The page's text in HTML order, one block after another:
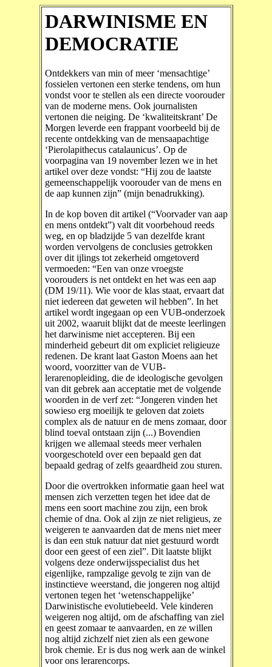
DARWINISME EN
DEMOCRATIE
Ontdekkers van min of meer ‘mensachtige’
fossielen vertonen een sterke tendens, om hun
vondst voor te stellen als een directe voorouder
van de moderne mens. Ook journalisten
vertonen die neiging. De ‘kwaliteitskrant’ De
Morgen leverde een frappant voorbeeld bij de
recente ontdekking van de mensaapachtige
‘Pierolapithecus catalaunicus’. Op de
voorpagina van 19 november lezen we in het
artikel over deze vondst: “Hij zou de laatste
gemeenschappelijk voorouder van de mens en
de aap kunnen zijn” (mijn benadrukking).
In de kop boven dit artikel (“Voorvader van aap
en mens ontdekt”) valt dit voorbehoud reeds
weg, en op bladzijde 5 van dezelfde krant
worden vervolgens de conclusies getrokken
over dit ijlings tot zekerheid omgetoverd
vermoeden: “Een van onze vroegste
voorouders is net ontdekt en het was een aap
(DM 19/11). Wie voor de klas staat, ervaart dat
niet iedereen dat geweten wil hebben”. In het
artikel wordt ingegaan op een VUB-onderzoek
uit 2002, waaruit blijkt dat de meeste leerlingen
het darwinisme niet accepteren. Bij een
minderheid gebeurt dit om expliciet religieuze
redenen. De krant laat Gaston Moens aan het
woord, voorzitter van de VUB-
lerarenopleiding, die de ideologische gevolgen
van dit gebrek aan acceptatie met de volgende
woorden in de verf zet: “Jongeren vinden het
sowieso erg moeilijk te geloven dat zoiets
complex als de natuur en de mens zomaar, door
blind toeval ontstaan zijn (...) Bovendien
krijgen we allemaal steeds meer verhalen
voorgeschoteld over een bepaald gen dat
bepaald gedrag of zelfs geaardheid zou sturen.
Door die overtrokken informatie gaan heel wat
mensen zich verzetten tegen het idee dat de
mens een soort machine zou zijn, een brok
chemie of dna. Ook al zijn ze niet religieus, ze
weigeren te aanvaarden dat de mens niet meer
is dan een stuk natuur dat niet gestuurd wordt
door een geest of een ziel”. Dit laatste blijkt
volgens deze onderwijsspecialist dus het
eigenlijke, rampzalige gevolg te zijn van de
instinctieve weerstand, die jongeren nog altijd
vertonen tegen het ‘wetenschappelijke’
Darwinistische evolutiebeeld. Vele kinderen
weigeren nog altijd, om de afschaffing van ziel
en geest zomaar te aanvaarden, en ze willen
nog altijd zichzelf niet zien als een gewone
brok chemie. Er is dus nog werk aan de winkel
voor ons lerarencorps.